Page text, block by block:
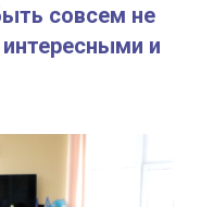
совсем не
и